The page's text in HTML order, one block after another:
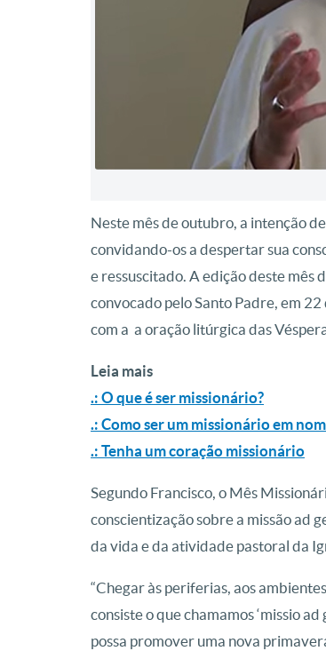
Neste mês de outubro, a intenção
convidando-os a despertar sua
e ressuscitado. A edição deste
convocado pelo Santo Padre, em
com a a oração litúrgica das
Leia mais
.: O que é ser missionário?
.: Como ser um missionário em
.: Tenha um coração missionário
Segundo Francisco, o Mês
conscientização sobre a missão ad
da vida e da atividade pastoral da
“Chegar às periferias, aos
consiste o que chamamos ‘missio
possa promover uma nova